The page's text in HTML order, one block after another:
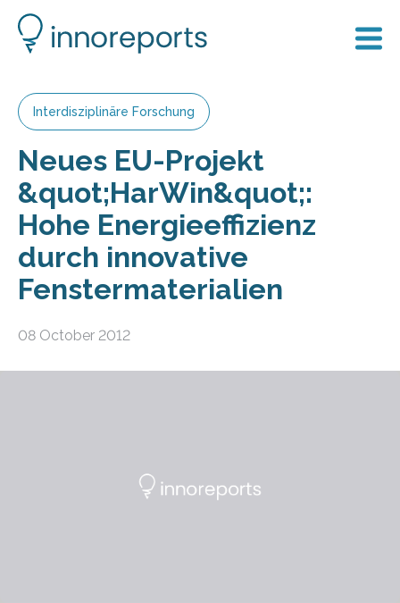
Interdisziplinäre Forschung
Neues EU-Projekt
&quot;HarWin&quot;:
Hohe Energieeffizienz
durch innovative
Fenstermaterialien
08 October 2012